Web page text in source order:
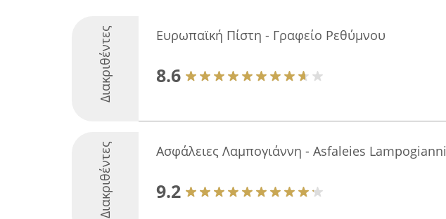
Διακριθέντες Ευρωπαϊκή Πίστη - Γραφείο Ρεθύμνου
8.6
Διακριθέντες Ασφάλειες Λαμπογιάννη - Asfaleies Lampogianni
9.2